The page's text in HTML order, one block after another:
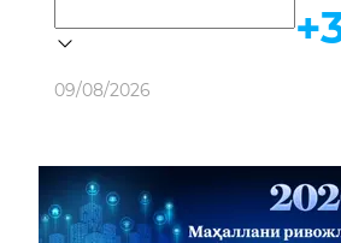
Об-
09/08/2026